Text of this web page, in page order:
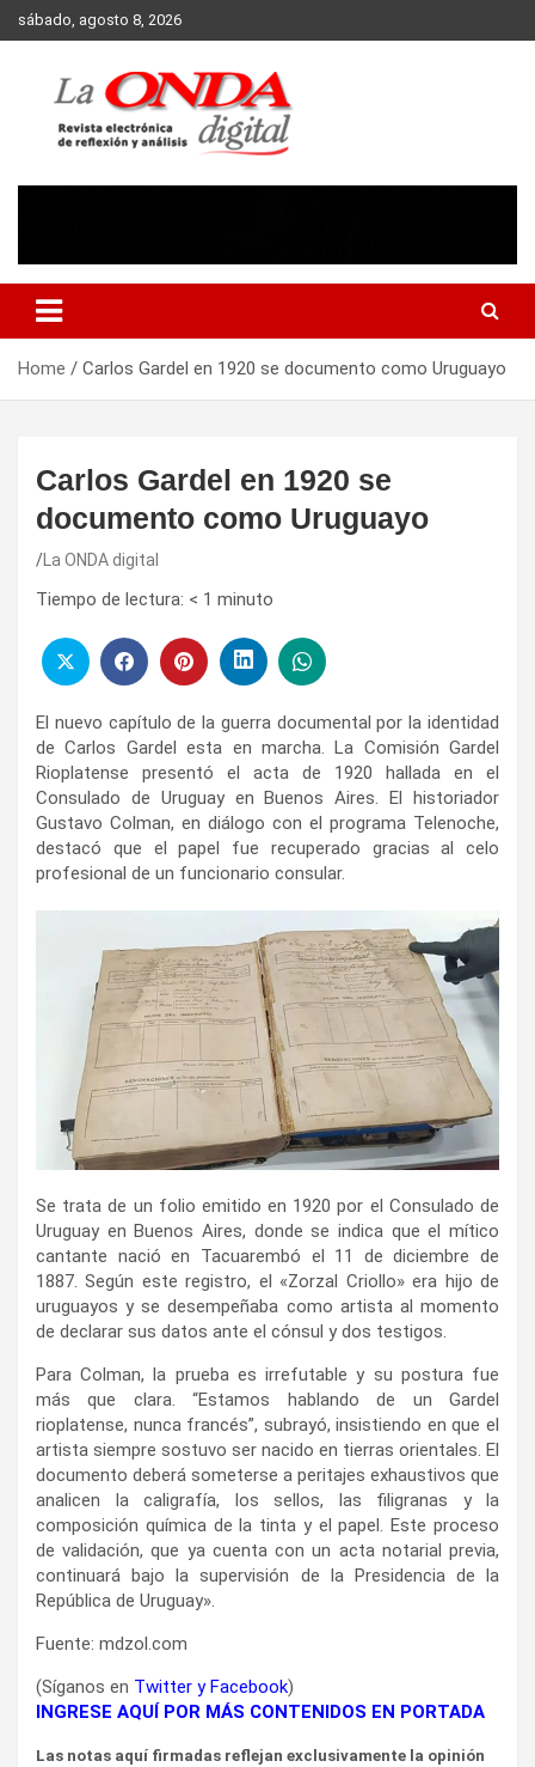
Skip
to
sábado, agosto 8, 2026
Home Carlos Gardel en 1920 se documento como Uruguayo
Carlos Gardel en 1920 se
documento como Uruguayo
La ONDA digital
Tiempo de lectura: < 1 minuto
El nuevo capítulo de la guerra documental por la identidad
de Carlos Gardel esta en marcha. La Comisión Gardel
Rioplatense presentó el acta de 1920 hallada en el
Consulado de Uruguay en Buenos Aires. El historiador
Gustavo Colman, en diálogo con el programa Telenoche,
destacó que el papel fue recuperado gracias al celo
profesional de un funcionario consular.
Se trata de un folio emitido en 1920 por el Consulado de
Uruguay en Buenos Aires, donde se indica que el mítico
cantante nació en Tacuarembó el 11 de diciembre de
1887. Según este registro, el «Zorzal Criollo» era hijo de
uruguayos y se desempeñaba como artista al momento
de declarar sus datos ante el cónsul y dos testigos.
Para Colman, la prueba es irrefutable y su postura fue
más que clara. “Estamos hablando de un Gardel
rioplatense, nunca francés”, subrayó, insistiendo en que el
artista siempre sostuvo ser nacido en tierras orientales. El
documento deberá someterse a peritajes exhaustivos que
analicen la caligrafía, los sellos, las filigranas y la
composición química de la tinta y el papel. Este proceso
de validación, que ya cuenta con un acta notarial previa,
continuará bajo la supervisión de la Presidencia de la
República de Uruguay».
Fuente: mdzol.com
(Síganos en Twitter y Facebook)
INGRESE AQUÍ POR MÁS CONTENIDOS EN PORTADA
Las notas aquí firmadas reflejan exclusivamente la opinión